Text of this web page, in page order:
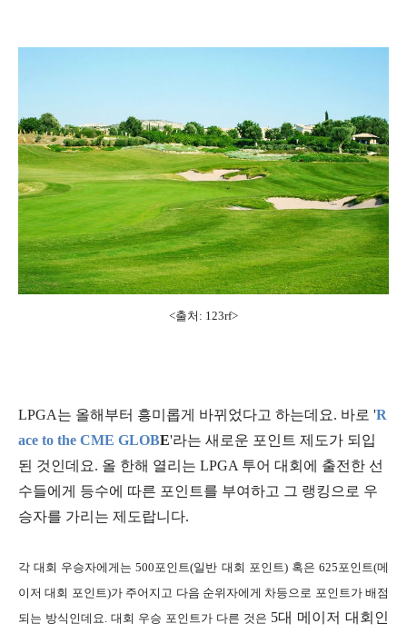
<출처: 123rf>
LPGA는 올해부터 흥미롭게 바뀌었다고 하는데요. 바로 'R
ace to the CME GLOBE'라는 새로운 포인트 제도가 되입
된 것인데요. 올 한해 열리는 LPGA 투어 대회에 출전한 선
수들에게 등수에 따른 포인트를 부여하고 그 랭킹으로 우
승자를 가리는 제도랍니다.
각 대회 우승자에게는 500포인트(일반 대회 포인트) 혹은 625포인트(메
이저 대회 포인트)가 주어지고 다음 순위자에게 차등으로 포인트가 배점
되는 방식인데요. 대회 우승 포인트가 다른 것은 5대 메이저 대회인